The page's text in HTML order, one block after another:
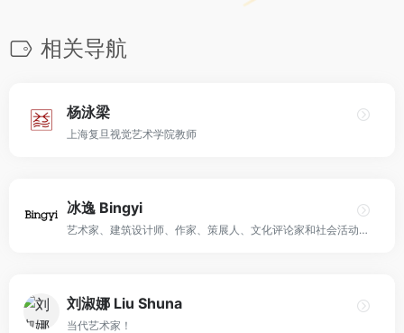
相关导航
杨泳梁
上海复旦视觉艺术学院教师
冰逸 Bingyi
艺术家、建筑设计师、作家、策展人、文化评论家和社会活动家！
刘淑娜 Liu Shuna
当代艺术家！